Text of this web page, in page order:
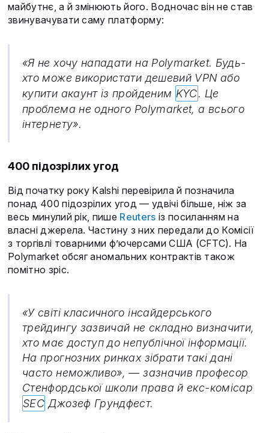
майбутнє, а й змінюють його. Водночас він не став
звинувачувати саму платформу:
«Я не хочу нападати на Polymarket. Будь-
хто може використати дешевий VPN або
купити акаунт із пройденим KYC. Це
проблема не одного Polymarket, а всього
інтернету».
400 підозрілих угод
Від початку року Kalshi перевірила й позначила
понад 400 підозрілих угод — удвічі більше, ніж за
весь минулий рік, пише Reuters із посиланням на
власні джерела. Частину з них передали до Комісії
з торгівлі товарними ф’ючерсами США (CFTC). На
Polymarket обсяг аномальних контрактів також
помітно зріс.
«У світі класичного інсайдерського
трейдингу зазвичай не складно визначити,
хто має доступ до непублічної інформації.
На прогнозних ринках зібрати такі дані
часто неможливо», — зазначив професор
Стенфордської школи права й екс-комісар
SEC Джозеф Грундфест.